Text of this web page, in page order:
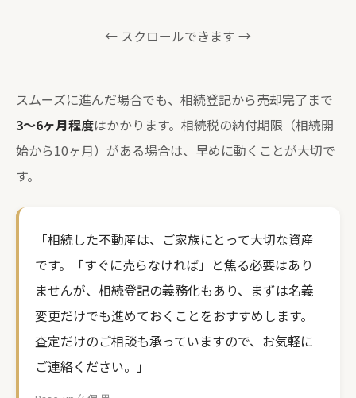
← スクロールできます →
スムーズに進んだ場合でも、相続登記から売却完了まで
3〜6ヶ月程度はかかります。相続税の納付期限（相続開
始から10ヶ月）がある場合は、早めに動くことが大切で
す。
「相続した不動産は、ご家族にとって大切な資産
です。「すぐに売らなければ」と焦る必要はあり
ませんが、相続登記の義務化もあり、まずは名義
変更だけでも進めておくことをおすすめします。
査定だけのご相談も承っていますので、お気軽に
ご連絡ください。」